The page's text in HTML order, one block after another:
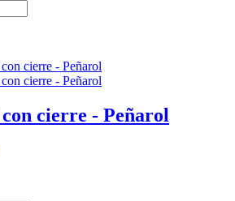
cierre - Peñarol